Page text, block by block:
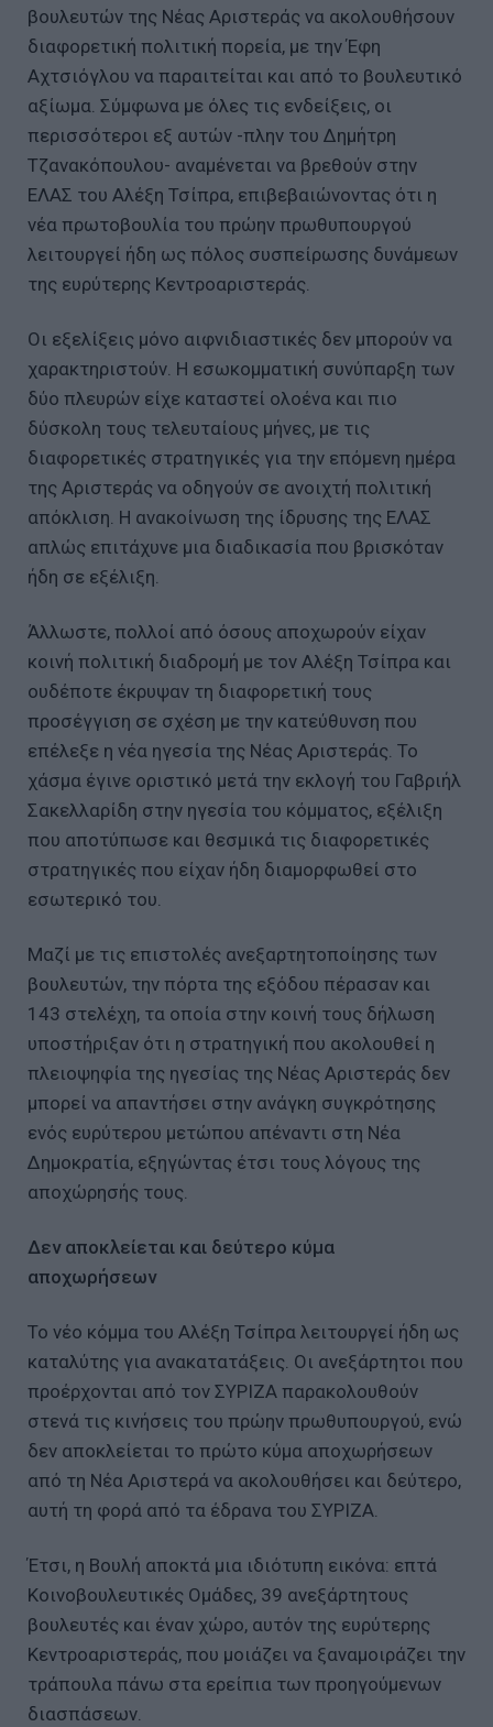
βουλευτών της Νέας Αριστεράς να ακολουθήσουν
διαφορετική πολιτική πορεία, με την Έφη
Αχτσιόγλου να παραιτείται και από το βουλευτικό
αξίωμα. Σύμφωνα με όλες τις ενδείξεις, οι
περισσότεροι εξ αυτών -πλην του Δημήτρη
Τζανακόπουλου- αναμένεται να βρεθούν στην
ΕΛΑΣ του Αλέξη Τσίπρα, επιβεβαιώνοντας ότι η
νέα πρωτοβουλία του πρώην πρωθυπουργού
λειτουργεί ήδη ως πόλος συσπείρωσης δυνάμεων
της ευρύτερης Κεντροαριστεράς.
Οι εξελίξεις μόνο αιφνιδιαστικές δεν μπορούν να
χαρακτηριστούν. Η εσωκομματική συνύπαρξη των
δύο πλευρών είχε καταστεί ολοένα και πιο
δύσκολη τους τελευταίους μήνες, με τις
διαφορετικές στρατηγικές για την επόμενη ημέρα
της Αριστεράς να οδηγούν σε ανοιχτή πολιτική
απόκλιση. Η ανακοίνωση της ίδρυσης της ΕΛΑΣ
απλώς επιτάχυνε μια διαδικασία που βρισκόταν
ήδη σε εξέλιξη.
Άλλωστε, πολλοί από όσους αποχωρούν είχαν
κοινή πολιτική διαδρομή με τον Αλέξη Τσίπρα και
ουδέποτε έκρυψαν τη διαφορετική τους
προσέγγιση σε σχέση με την κατεύθυνση που
επέλεξε η νέα ηγεσία της Νέας Αριστεράς. Το
χάσμα έγινε οριστικό μετά την εκλογή του Γαβριήλ
Σακελλαρίδη στην ηγεσία του κόμματος, εξέλιξη
που αποτύπωσε και θεσμικά τις διαφορετικές
στρατηγικές που είχαν ήδη διαμορφωθεί στο
εσωτερικό του.
Μαζί με τις επιστολές ανεξαρτητοποίησης των
βουλευτών, την πόρτα της εξόδου πέρασαν και
143 στελέχη, τα οποία στην κοινή τους δήλωση
υποστήριξαν ότι η στρατηγική που ακολουθεί η
πλειοψηφία της ηγεσίας της Νέας Αριστεράς δεν
μπορεί να απαντήσει στην ανάγκη συγκρότησης
ενός ευρύτερου μετώπου απέναντι στη Νέα
Δημοκρατία, εξηγώντας έτσι τους λόγους της
αποχώρησής τους.
Δεν αποκλείεται και δεύτερο κύμα
αποχωρήσεων
Το νέο κόμμα του Αλέξη Τσίπρα λειτουργεί ήδη ως
καταλύτης για ανακατατάξεις. Οι ανεξάρτητοι που
προέρχονται από τον ΣΥΡΙΖΑ παρακολουθούν
στενά τις κινήσεις του πρώην πρωθυπουργού, ενώ
δεν αποκλείεται το πρώτο κύμα αποχωρήσεων
από τη Νέα Αριστερά να ακολουθήσει και δεύτερο,
αυτή τη φορά από τα έδρανα του ΣΥΡΙΖΑ.
Έτσι, η Βουλή αποκτά μια ιδιότυπη εικόνα: επτά
Κοινοβουλευτικές Ομάδες, 39 ανεξάρτητους
βουλευτές και έναν χώρο, αυτόν της ευρύτερης
Κεντροαριστεράς, που μοιάζει να ξαναμοιράζει την
τράπουλα πάνω στα ερείπια των προηγούμενων
διασπάσεων.